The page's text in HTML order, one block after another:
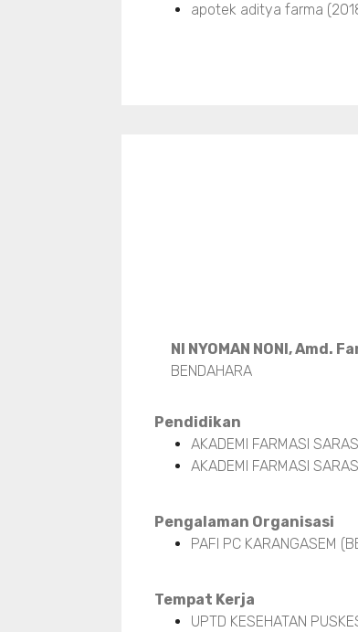
apotek aditya farma
NI NYOMAN NONI, Amd.
BENDAHARA
Pendidikan
AKADEMI FARMASI
AKADEMI FARMASI
Pengalaman Organisasi
PAFI PC KARANGASEM
Tempat Kerja
UPTD KESEHATAN